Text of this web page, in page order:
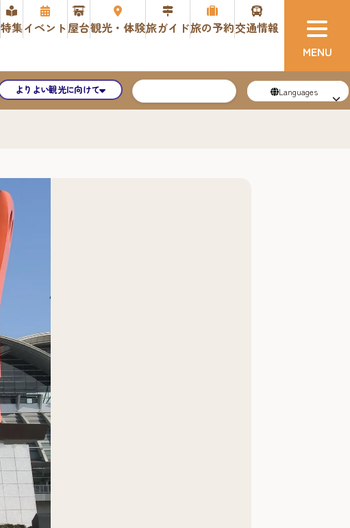
特集イベント屋台観光・体験旅ガイド旅の予約交通情報
よりよい観光に向けて Languages